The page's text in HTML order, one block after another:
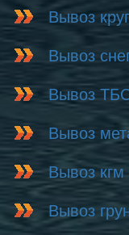
Вывоз
Вывоз
Вывоз
Вывоз
Вывоз кгм
Вывоз